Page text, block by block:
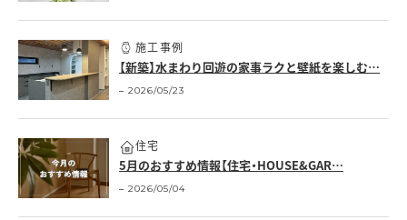
施工事例
【新築】水まわり回遊の家事ラクと壁紙を楽しむ…
2026/05/23
住宅
5月のおすすめ情報【住宅・HOUSE&GAR…
2026/05/04